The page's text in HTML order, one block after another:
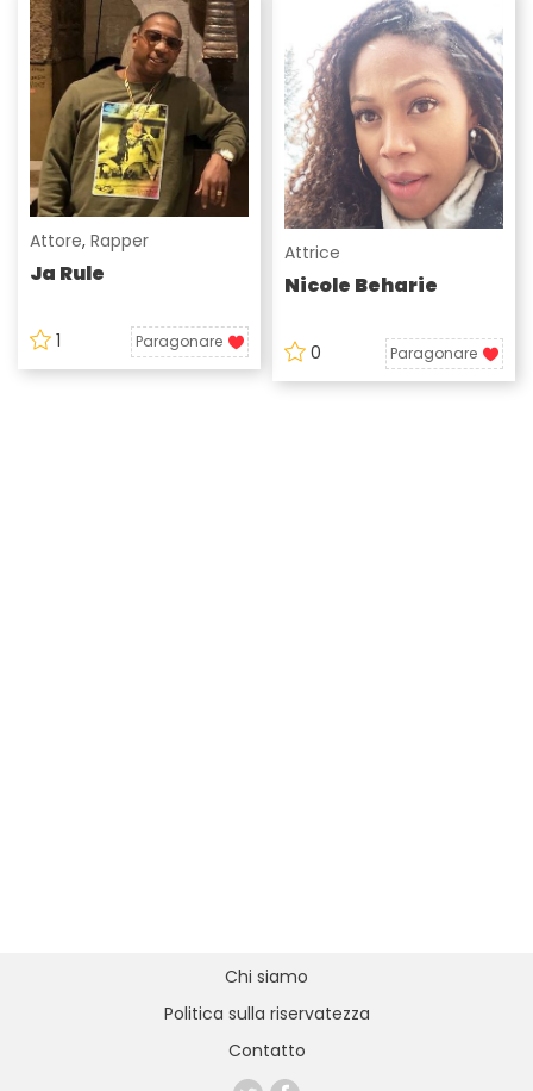
Attore, Rapper
Ja Rule
1 Paragonare
Attrice
Nicole Beharie
0 Paragonare
Chi siamo
Politica sulla riservatezza
Contatto